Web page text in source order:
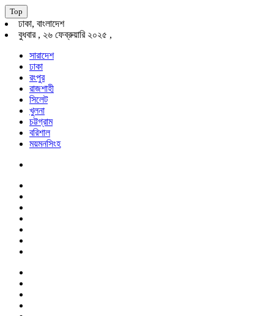
Top
ঢাকা, বাংলাদেশ
বুধবার , ২৬ ফেব্রুয়ারি ২০২৫ ,
সারাদেশ
ঢাকা
রংপুর
রাজশাহী
সিলেট
খুলনা
চট্টগ্রাম
বরিশাল
ময়মনসিংহ